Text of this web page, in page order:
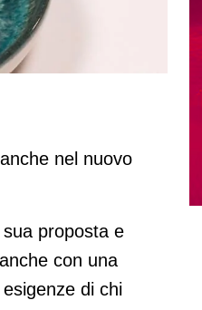
nel nuovo
proposta e
con una
di chi